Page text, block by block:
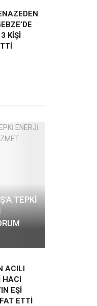
KİŞİ
TEPKİ
ACILI
HACI
EŞİ
ETTİ